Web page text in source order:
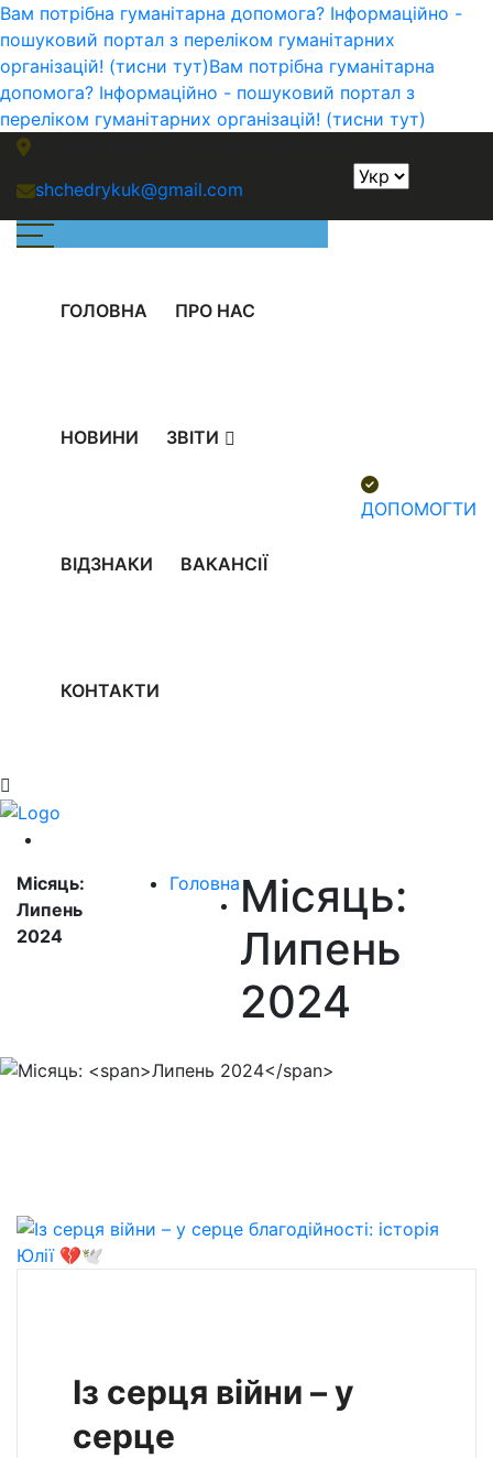
Вам потрібна гуманітарна допомога? Інформаційно -
пошуковий портал з переліком гуманітарних
організацій! (тисни тут)Вам потрібна гуманітарна
допомога? Інформаційно - пошуковий портал з
переліком гуманітарних організацій! (тисни тут)
shchedrykuk@gmail.com
ГОЛОВНА ПРО НАС
НОВИНИ ЗВІТИ
ВІДЗНАКИ ВАКАНСІЇ
КОНТАКТИ
ДОПОМОГТИ
Місяць:
Липень
2024
Головна Місяць:
Липень
2024
Із серця війни – у
серце